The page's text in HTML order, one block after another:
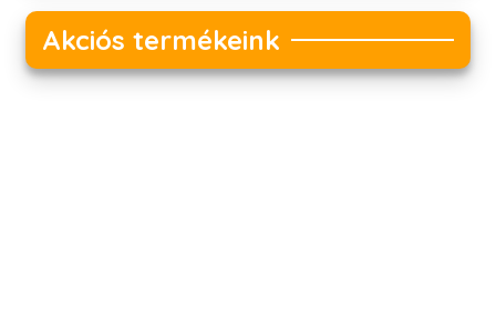
Akciós termékeink